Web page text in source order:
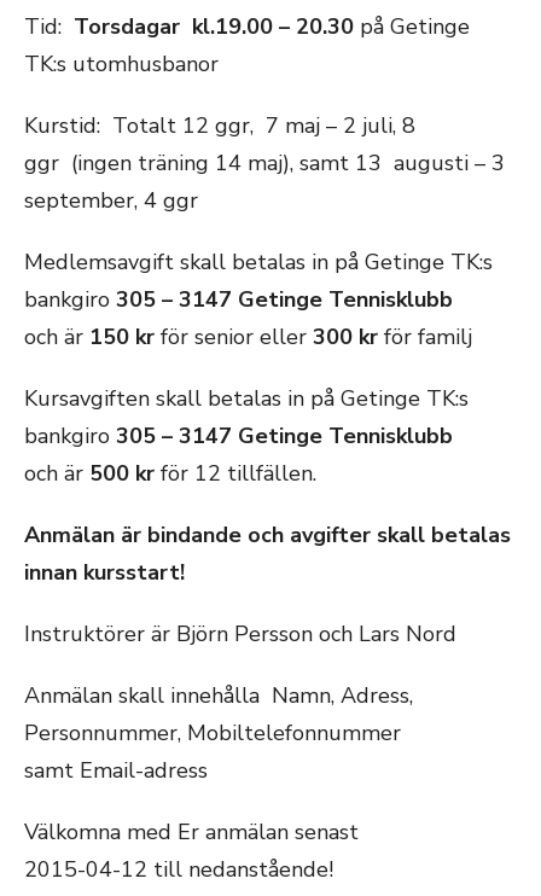
Tid: Torsdagar kl.19.00 – 20.30 på Getinge
TK:s utomhusbanor
Kurstid: Totalt 12 ggr, 7 maj – 2 juli, 8
ggr (ingen träning 14 maj), samt 13 augusti – 3
september, 4 ggr
Medlemsavgift skall betalas in på Getinge TK:s
bankgiro 305 – 3147 Getinge Tennisklubb
och är 150 kr för senior eller 300 kr för familj
Kursavgiften skall betalas in på Getinge TK:s
bankgiro 305 – 3147 Getinge Tennisklubb
och är 500 kr för 12 tillfällen.
Anmälan är bindande och avgifter skall betalas
innan kursstart!
Instruktörer är Björn Persson och Lars Nord
Anmälan skall innehålla Namn, Adress,
Personnummer, Mobiltelefonnummer
samt Email-adress
Välkomna med Er anmälan senast
2015-04-12 till nedanstående!